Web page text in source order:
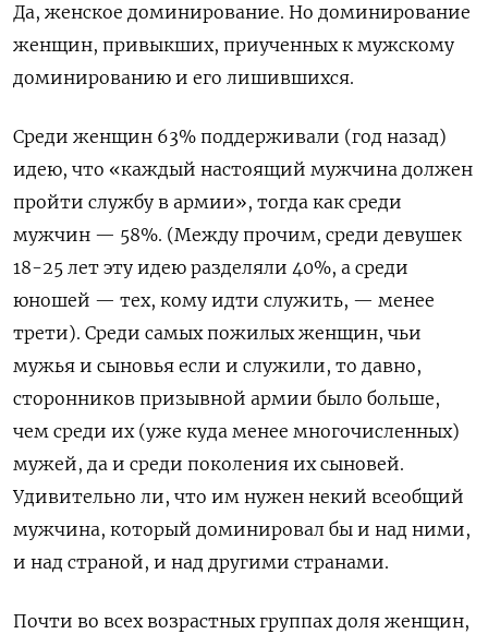
Да, женское доминирование. Но доминирование
женщин, привыкших, приученных к мужскому
доминированию и его лишившихся.
Среди женщин 63% поддерживали (год назад)
идею, что «каждый настоящий мужчина должен
пройти службу в армии», тогда как среди
мужчин — 58%. (Между прочим, среди девушек
18-25 лет эту идею разделяли 40%, а среди
юношей — тех, кому идти служить, — менее
трети). Среди самых пожилых женщин, чьи
мужья и сыновья если и служили, то давно,
сторонников призывной армии было больше,
чем среди их (уже куда менее многочисленных)
мужей, да и среди поколения их сыновей.
Удивительно ли, что им нужен некий всеобщий
мужчина, который доминировал бы и над ними,
и над страной, и над другими странами.
Почти во всех возрастных группах доля женщин,